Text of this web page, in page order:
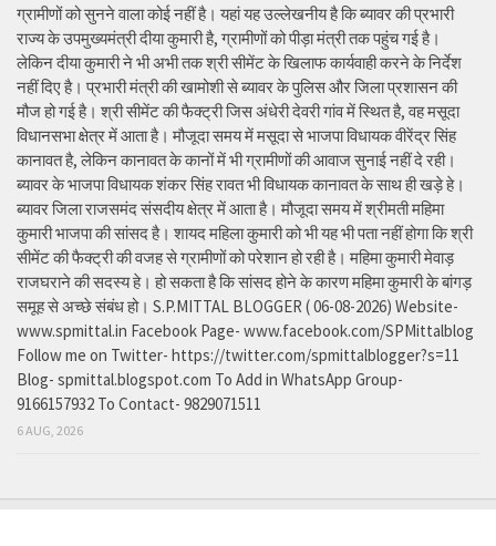
ग्रामीणों को सुनने वाला कोई नहीं है। यहां यह उल्लेखनीय है कि ब्यावर की प्रभारी
राज्य के उपमुख्यमंत्री दीया कुमारी है, ग्रामीणों को पीड़ा मंत्री तक पहुंच गई है।
लेकिन दीया कुमारी ने भी अभी तक श्री सीमेंट के खिलाफ कार्यवाही करने के निर्देश
नहीं दिए है। प्रभारी मंत्री की खामोशी से ब्यावर के पुलिस और जिला प्रशासन की
मौज हो गई है। श्री सीमेंट की फैक्ट्री जिस अंधेरी देवरी गांव में स्थित है, वह मसूदा
विधानसभा क्षेत्र में आता है। मौजूदा समय में मसूदा से भाजपा विधायक वीरेंद्र सिंह
कानावत है, लेकिन कानावत के कानों में भी ग्रामीणों की आवाज सुनाई नहीं दे रही।
ब्यावर के भाजपा विधायक शंकर सिंह रावत भी विधायक कानावत के साथ ही खड़े हे।
ब्यावर जिला राजसमंद संसदीय क्षेत्र में आता है। मौजूदा समय में श्रीमती महिमा
कुमारी भाजपा की सांसद है। शायद महिला कुमारी को भी यह भी पता नहीं होगा कि श्री
सीमेंट की फैक्ट्री की वजह से ग्रामीणों को परेशान हो रही है। महिमा कुमारी मेवाड़
राजघराने की सदस्य हे। हो सकता है कि सांसद होने के कारण महिमा कुमारी के बांगड़
समूह से अच्छे संबंध हो। S.P.MITTAL BLOGGER ( 06-08-2026) Website-
www.spmittal.in Facebook Page- www.facebook.com/SPMittalblog
Follow me on Twitter- https://twitter.com/spmittalblogger?s=11
Blog- spmittal.blogspot.com To Add in WhatsApp Group-
9166157932 To Contact- 9829071511
6 AUG, 2026